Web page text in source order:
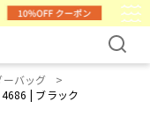
ーバッグ
| ブラック